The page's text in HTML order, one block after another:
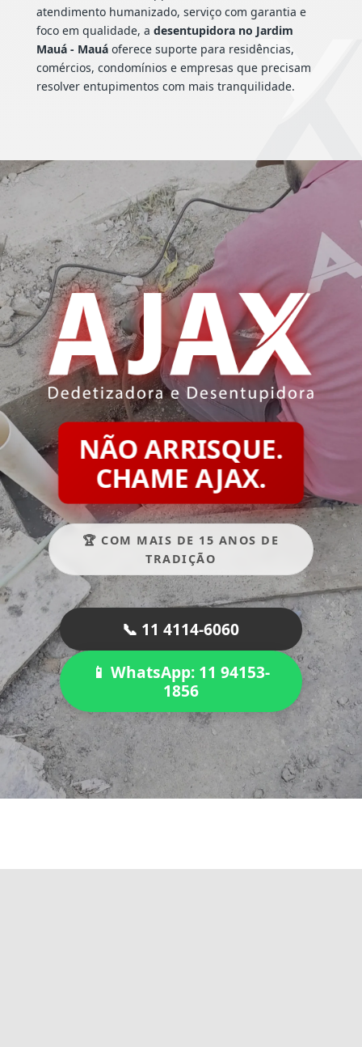
atendimento humanizado, serviço com garantia e
foco em qualidade, a desentupidora no Jardim
Mauá - Mauáoferece suporte para residências,
comércios, condomínios e empresas que precisam
resolver entupimentos com mais tranquilidade.
NÃO ARRISQUE.
CHAME AJAX.
🏆 COM MAIS DE 15 ANOS DE
TRADIÇÃO
📞 11 4114-6060
📱 WhatsApp: 11 94153-
1856